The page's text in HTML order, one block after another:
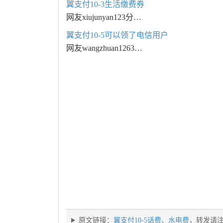
翼支付10-3生活缴费券
网友xiujunyan123分…
翼支付10-5可以领了电信用户
网友wangzhuan1263…
原文链接： 翼支付10-5话费、水电费 ，转发请